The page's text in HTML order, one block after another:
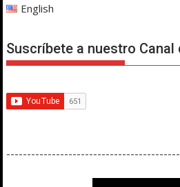
English
Suscríbete a nuestro Canal
------------------------------------------